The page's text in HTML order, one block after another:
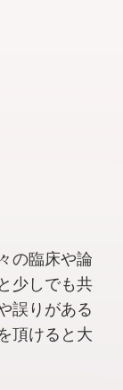
の臨床や論
少しでも共
誤りがある
頂けると大